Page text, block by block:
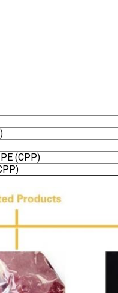
(CPP)